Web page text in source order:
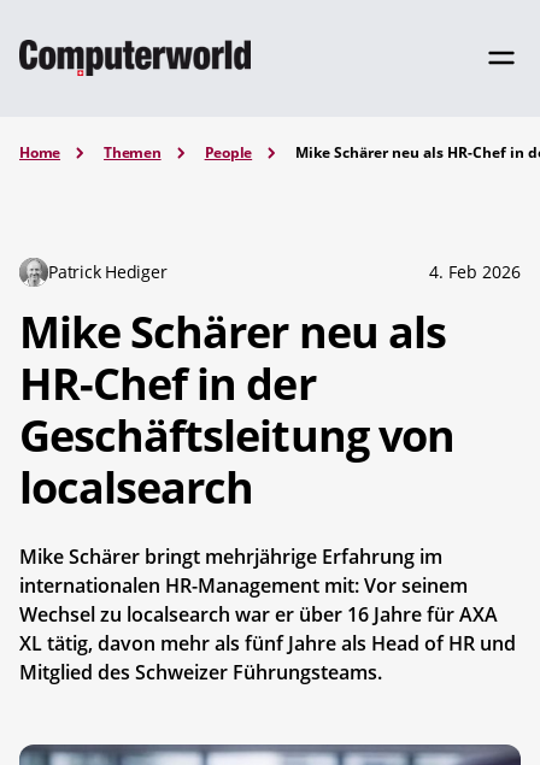
Home Themen People Mike Schärer neu als HR-Chef in
Patrick Hediger 4. Feb 2026
Mike Schärer neu als
HR-Chef in der
Geschäftsleitung von
localsearch
Mike Schärer bringt mehrjährige Erfahrung im
internationalen HR-Management mit: Vor seinem
Wechsel zu localsearch war er über 16 Jahre für AXA
XL tätig, davon mehr als fünf Jahre als Head of HR und
Mitglied des Schweizer Führungsteams.